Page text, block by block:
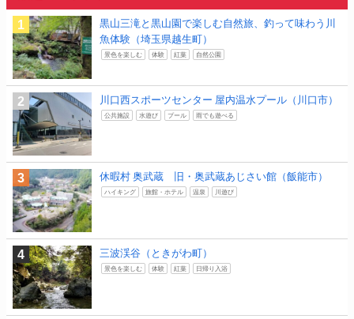
黒山三滝と黒山園で楽しむ自然旅、釣って味わう川
魚体験（埼玉県越生町）
景色を楽しむ 体験 紅葉 自然公園
川口西スポーツセンター 屋内温水プール（川口市）
公共施設 水遊び プール 雨でも遊べる
休暇村 奥武蔵 旧・奥武蔵あじさい館（飯能市）
ハイキング 旅館・ホテル 温泉 川遊び
三波渓谷（ときがわ町）
景色を楽しむ 体験 紅葉 日帰り入浴